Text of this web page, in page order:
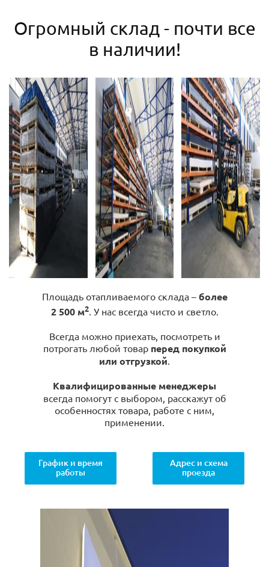
Огромный склад - почти все
в наличии!
Площадь отапливаемого склада – более
2 500 м2. У нас всегда чисто и светло.
Всегда можно приехать, посмотреть и
потрогать любой товар перед покупкой
или отгрузкой.
Квалифицированные менеджеры
всегда помогут с выбором, расскажут об
особенностях товара, работе с ним,
применении.
График и время
работы
Адрес и схема
проезда